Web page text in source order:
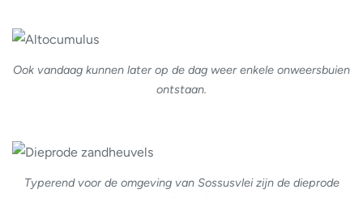
Ook vandaag kunnen later op de dag weer enkele onweersbuien
ontstaan.
Typerend voor de omgeving van Sossusvlei zijn de dieprode